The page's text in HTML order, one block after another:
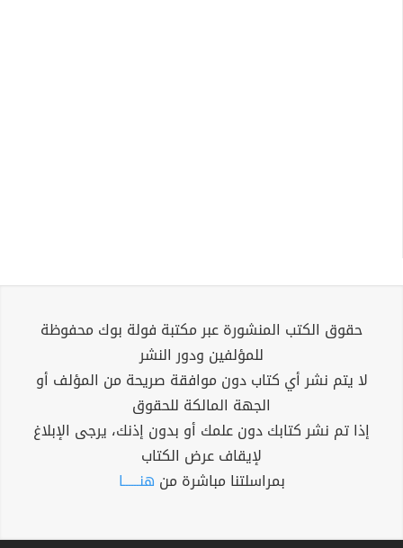
حقوق الكتب المنشورة عبر مكتبة فولة بوك محفوظة
للمؤلفين ودور النشر
لا يتم نشر أي كتاب دون موافقة صريحة من المؤلف أو
الجهة المالكة للحقوق
إذا تم نشر كتابك دون علمك أو بدون إذنك، يرجى الإبلاغ
لإيقاف عرض الكتاب
بمراسلتنا مباشرة من هنــــــا